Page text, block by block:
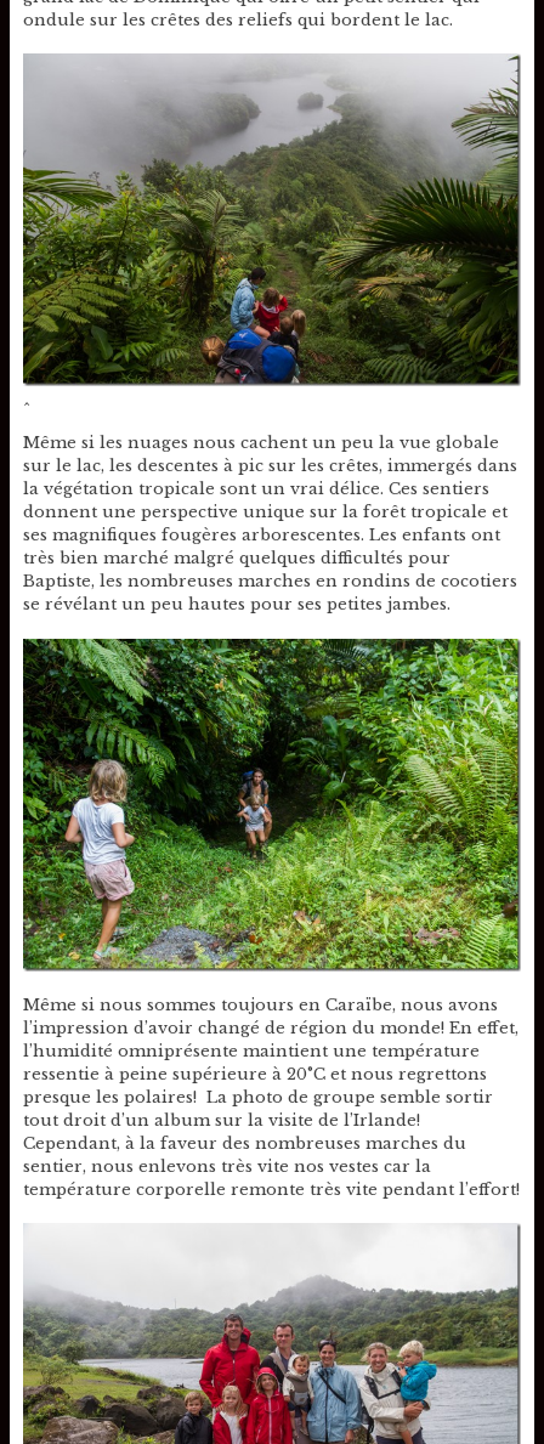
ondule sur les crêtes des reliefs qui bordent le lac.
^
Même si les nuages nous cachent un peu la vue globale
sur le lac, les descentes à pic sur les crêtes, immergés dans
la végétation tropicale sont un vrai délice. Ces sentiers
donnent une perspective unique sur la forêt tropicale et
ses magnifiques fougères arborescentes. Les enfants ont
très bien marché malgré quelques difficultés pour
Baptiste, les nombreuses marches en rondins de cocotiers
se révélant un peu hautes pour ses petites jambes.
Même si nous sommes toujours en Caraïbe, nous avons
l’impression d’avoir changé de région du monde! En effet,
l’humidité omniprésente maintient une température
ressentie à peine supérieure à 20°C et nous regrettons
presque les polaires! La photo de groupe semble sortir
tout droit d’un album sur la visite de l’Irlande!
Cependant, à la faveur des nombreuses marches du
sentier, nous enlevons très vite nos vestes car la
température corporelle remonte très vite pendant l’effort!